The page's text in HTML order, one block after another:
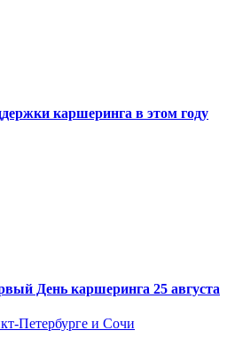
каршеринга в этом году
День каршеринга 25 августа
Петербурге и Сочи